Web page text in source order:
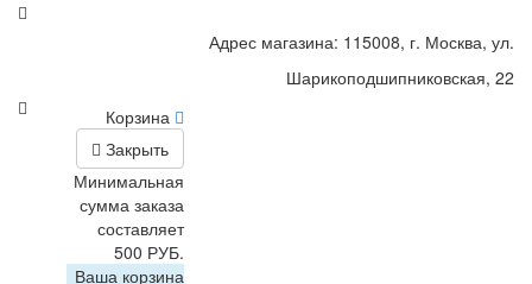
Адрес магазина: 115008, г. Москва, ул.
Шарикоподшипниковская, 22
Корзина
Закрыть
Минимальная
сумма заказа
составляет
500 РУБ.
Ваша корзина